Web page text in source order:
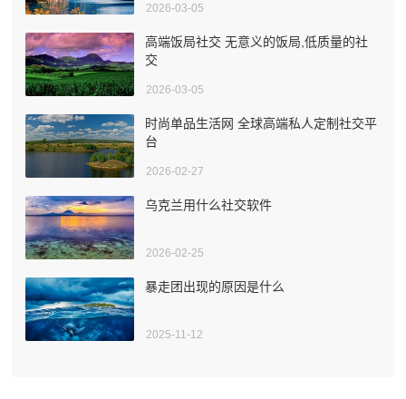
2026-03-05
高端饭局社交 无意义的饭局,低质量的社
交
2026-03-05
时尚单品生活网 全球高端私人定制社交平
台
2026-02-27
乌克兰用什么社交软件
2026-02-25
暴走团出现的原因是什么
2025-11-12